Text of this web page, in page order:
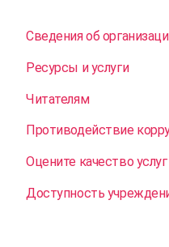
Сведения об
Ресурсы и услуги
Читателям
Противодействие
Оцените качество услуг
Доступность